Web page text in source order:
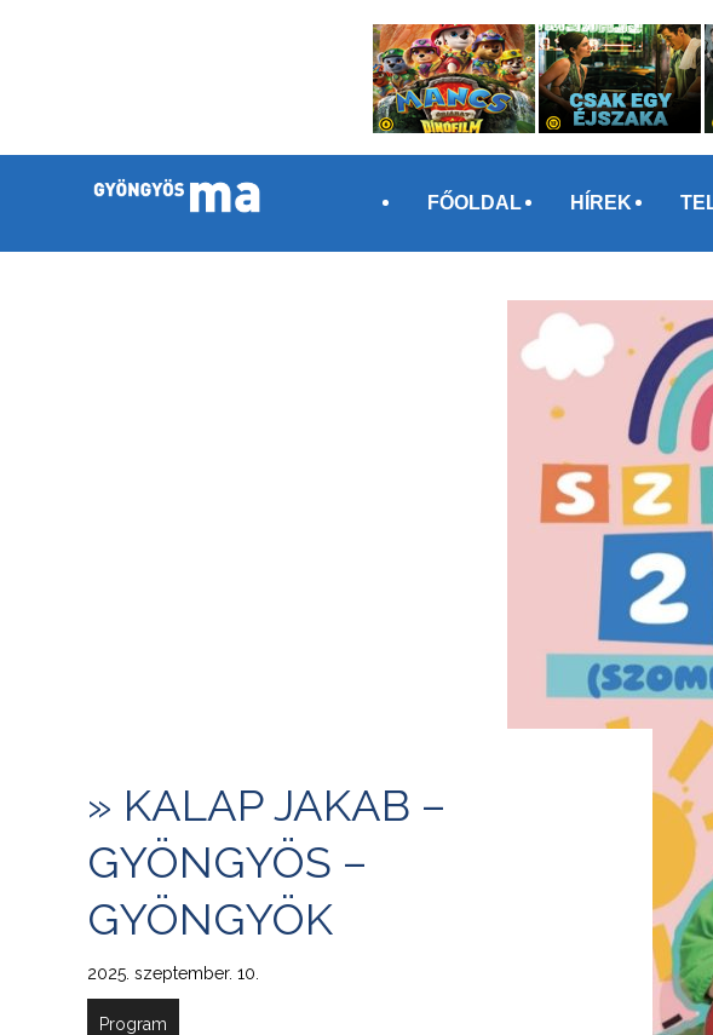
FŐOLDAL HÍREK
» KALAP JAKAB –
GYÖNGYÖS –
GYÖNGYÖK
2025. szeptember. 10.
Program